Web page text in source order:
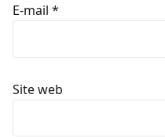
E-mail *
Site web